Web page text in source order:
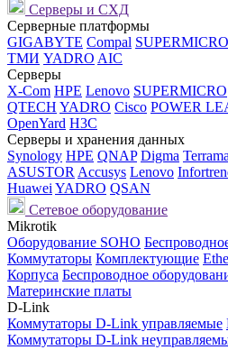
Серверы и СХД
Серверные платформы
GIGABYTE Compal SUPERMICRO
ТМИ YADRO AIC
Серверы
X-Com HPE Lenovo SUPERMICRO
QTECH YADRO Cisco POWER
OpenYard H3C
Серверы и хранения данных
Synology HPE QNAP Digma
ASUSTOR Accusys Lenovo
Huawei YADRO QSAN
Сетевое оборудование
Mikrotik
Оборудование SOHO
Коммутаторы Комплектующие
Корпуса Беспроводное
Материнские платы
D-Link
Коммутаторы D-Link управляемые
Коммутаторы D-Link